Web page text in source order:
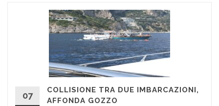
07
COLLISIONE TRA DUE IMBARCAZIONI,
AFFONDA GOZZO